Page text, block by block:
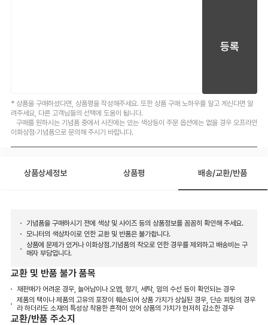
* 상품을 구매하셨다면, 상품평을 작성해주세요. 또한 상품 구매 노하우를 알고 계신다면 알
려주세요, 다른 고객님들의 선택에 도움이 됩니다.
구매를 원하시는 기념품 중에서 사진에는 있는 색상등이 주문 옵션에는 없을 경우 오프라인
이화상점·기념품으로 문의해 주시기 바랍니다.
상품상세정보 상품평 배송/교환/반품
기념품을 구매하시기 전에 색상 및 사이즈 등의 상품정보를 꼼꼼히 확인해 주세요.
모니터의 색상차이로 인한 교환 및 반품은 불가합니다.
상품에 문제가 있거나 이화상점.기념품의 착오로 인한 경우를 제외하고 배송비는 구
매자 부담입니다.
교환 및 반품 불가 품목
재판매가 어려운 경우, 늘어남이나 오염, 향기, 세탁, 임의 수선 등이 확인되는 경우
제품의 택이나 제품의 고유의 포장이 훼손되어 상품 가치가 상실된 경우, 단순 피팅의 경우
라 하더라도 소재의 특성상 착용한 흔적이 있어 상품의 가치가 현저히 감소한 경우
교환/반품 주소지